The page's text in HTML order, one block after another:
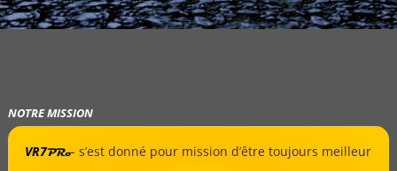
NOTRE MISSION
VR7PRos’est donné pour mission d’être toujours meilleur